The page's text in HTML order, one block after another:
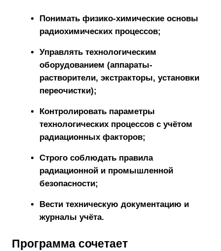
Понимать физико-химические основы
радиохимических процессов;
Управлять технологическим
оборудованием (аппараты-
растворители, экстракторы, установки
переочистки);
Контролировать параметры
технологических процессов с учётом
радиационных факторов;
Строго соблюдать правила
радиационной и промышленной
безопасности;
Вести техническую документацию и
журналы учёта.
Программа сочетает